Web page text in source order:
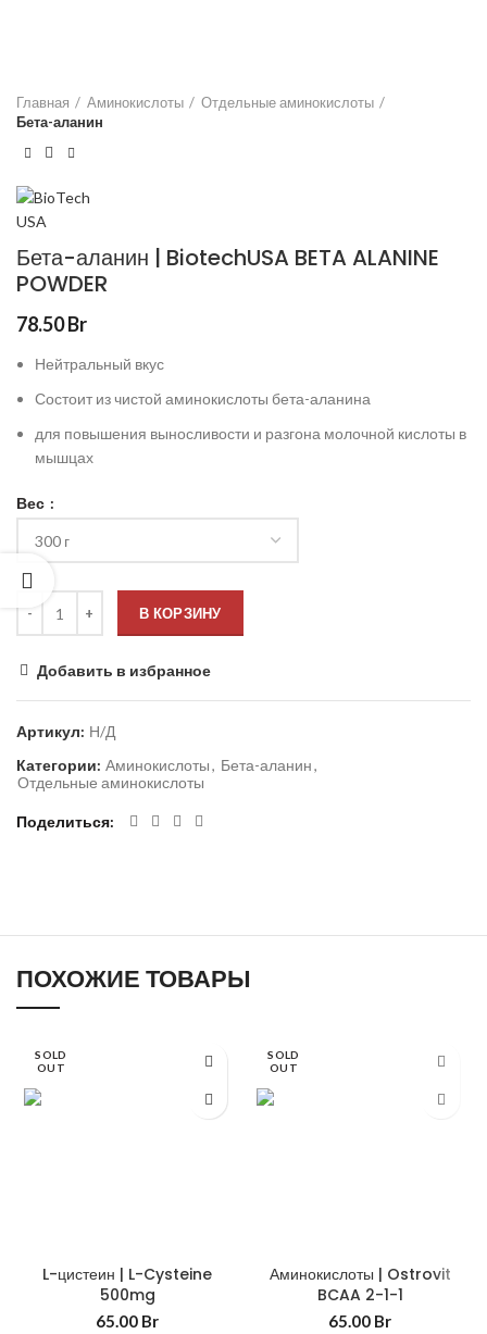
Главная Аминокислоты
Отдельные аминокислоты
Бета-аланин
Бета-аланин | BiotechUSA BETA ALANINE
POWDER
78.50Br
Нейтральный вкус
Состоит из чистой аминокислоты бета-аланина
для повышения выносливости и разгона молочной кислоты в
мышцах
Вес
В КОРЗИНУ
Добавить в избранное
Артикул: Н/Д
Категории: Аминокислоты, Бета-аланин,
Отдельные аминокислоты
Поделиться
ПОХОЖИЕ ТОВАРЫ
SOLD
OUT
L-цистеин | L-Cysteine
500mg
65.00 Br
SOLD
OUT
Аминокислоты | Ostrovit
BCAA 2-1-1
65.00 Br